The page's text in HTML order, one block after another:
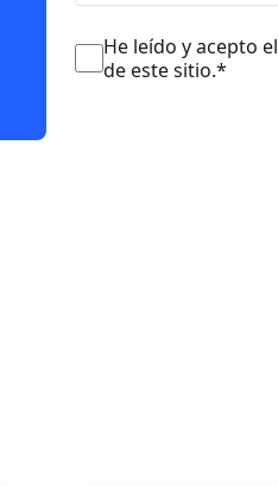
He leído y acepto el
de este sitio.*